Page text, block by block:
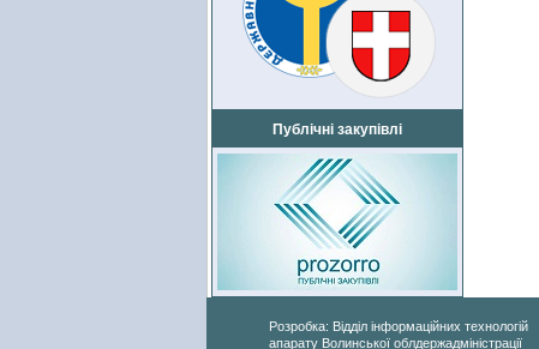
Публічні закупівлі
Розробка: Відділ інформаційних технологій
апарату Волинської облдержадміністрації